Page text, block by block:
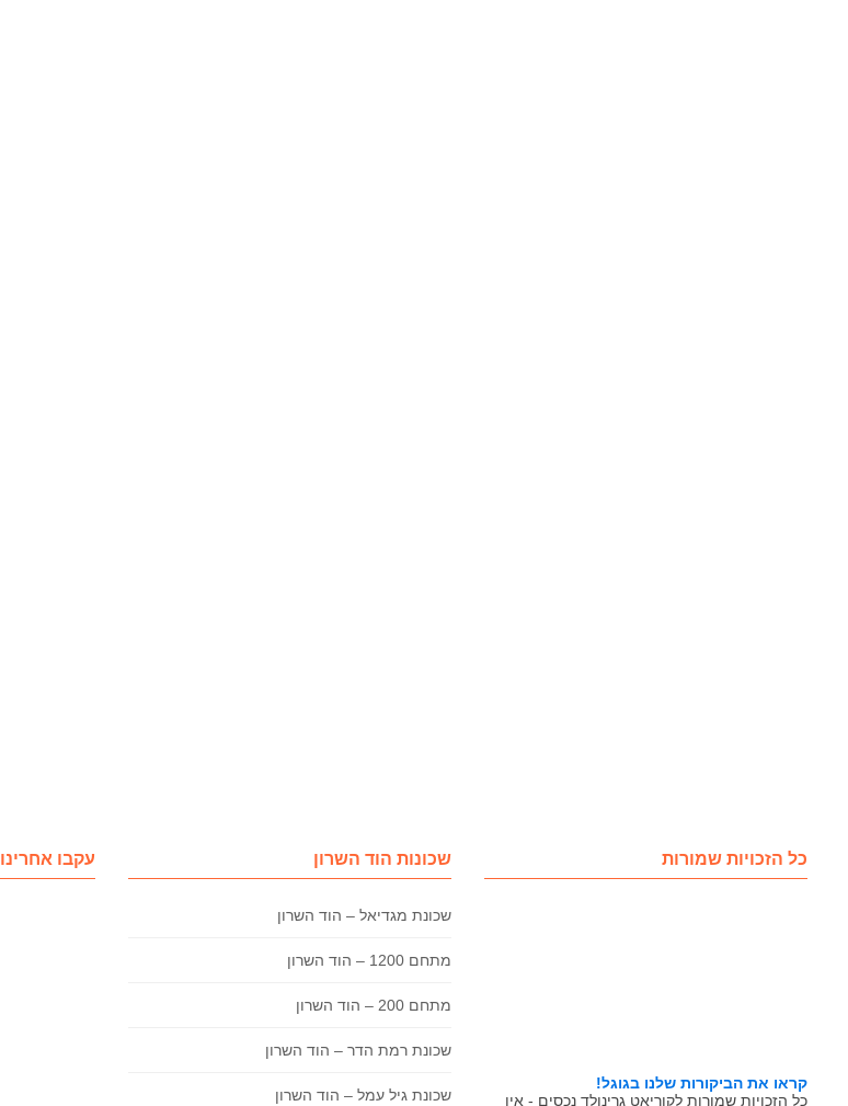
כל הזכויות שמורות
קראו את הביקורות שלנו בגוגל!
כל הזכויות שמורות לקוריאט גרינולד נכסים - אין
שכונות הוד השרון
שכונת מגדיאל – הוד השרון
מתחם 1200 – הוד השרון
מתחם 200 – הוד השרון
שכונת רמת הדר – הוד השרון
שכונת גיל עמל – הוד השרון
עקבו אחרינו